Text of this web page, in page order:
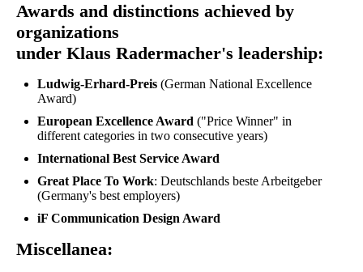
Awards and distinctions achieved by
organizations
under Klaus Radermacher's leadership:
Ludwig-Erhard-Preis (German National Excellence
Award)
European Excellence Award ("Price Winner" in
different categories in two consecutive years)
International Best Service Award
Great Place To Work: Deutschlands beste Arbeitgeber
(Germany's best employers)
iF Communication Design Award
Miscellanea: